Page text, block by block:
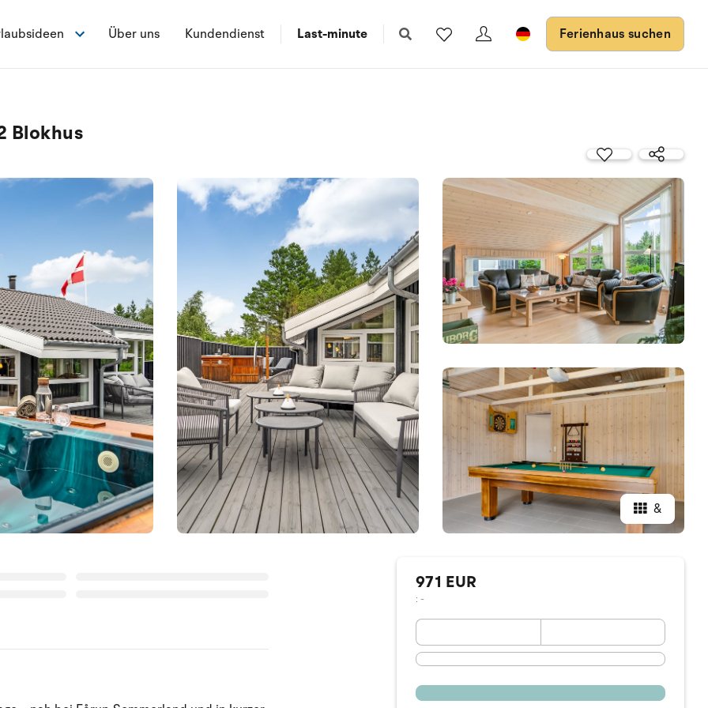
Über uns Kundendienst Last-minute Ferienhaus suchen
Blokhus
&
971 EUR
: -